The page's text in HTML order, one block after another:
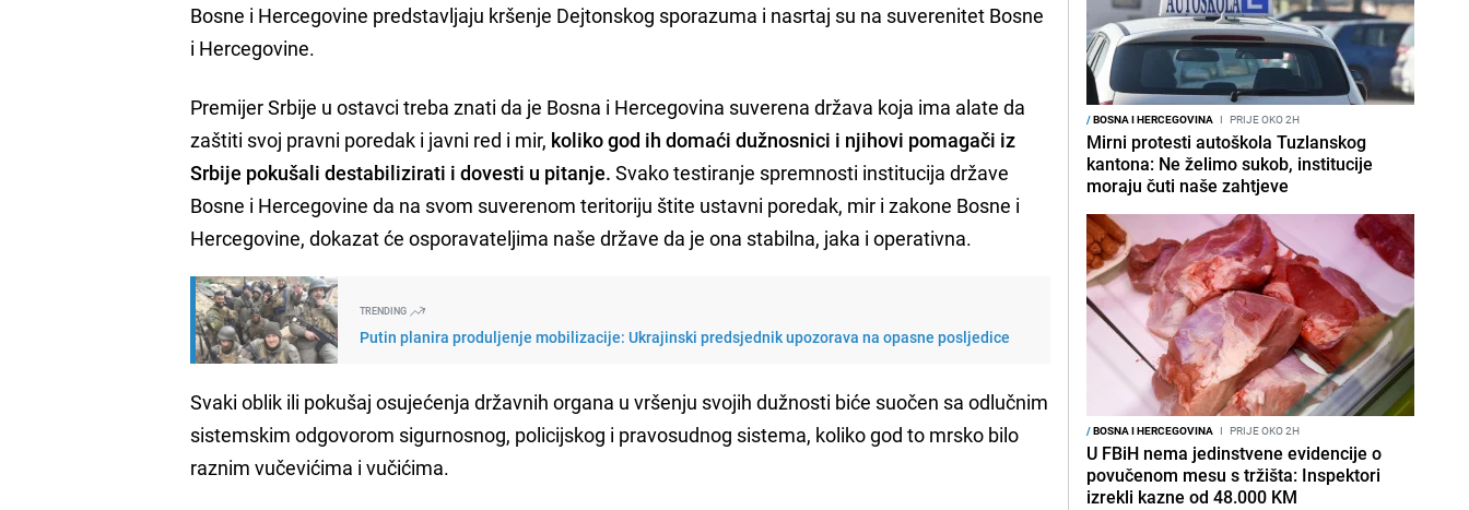
Bosne i Hercegovine predstavljaju kršenje Dejtonskog sporazuma i nasrtaj su na suverenitet Bosne
i Hercegovine.
Premijer Srbije u ostavci treba znati da je Bosna i Hercegovina suverena država koja ima alate da
zaštiti svoj pravni poredak i javni red i mir, koliko god ih domaći dužnosnici i njihovi pomagači iz
Srbije pokušali destabilizirati i dovesti u pitanje. Svako testiranje spremnosti institucija države
Bosne i Hercegovine da na svom suverenom teritoriju štite ustavni poredak, mir i zakone Bosne i
Hercegovine, dokazat će osporavateljima naše države da je ona stabilna, jaka i operativna.
TRENDING
Putin planira produljenje mobilizacije: Ukrajinski predsjednik upozorava na opasne posljedice
Svaki oblik ili pokušaj osujećenja državnih organa u vršenju svojih dužnosti biće suočen sa odlučnim
sistemskim odgovorom sigurnosnog, policijskog i pravosudnog sistema, koliko god to mrsko bilo
raznim vučevićima i vučićima.
/BOSNA I HERCEGOVINA I PRIJE OKO 2H
Mirni protesti autoškola Tuzlanskog
kantona: Ne želimo sukob, institucije
moraju čuti naše zahtjeve
/BOSNA I HERCEGOVINA I PRIJE OKO 2H
U FBiH nema jedinstvene evidencije o
povučenom mesu s tržišta: Inspektori
izrekli kazne od 48.000 KM